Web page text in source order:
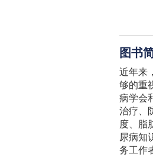
图书
近年来
够的重
病学会
治疗、
度、脂
尿病知
务工作